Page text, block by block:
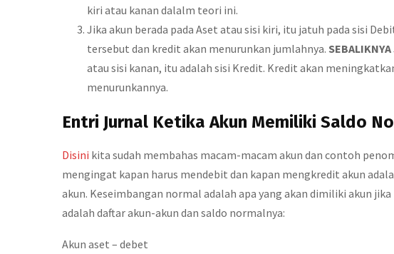
kiri atau kanan dalalm teori ini.
Jika akun berada pada Aset atau sisi kiri, itu jatuh pada sisi
tersebut dan kredit akan menurunkan jumlahnya. SEBALIKNYA
atau sisi kanan, itu adalah sisi Kredit. Kredit akan
menurunkannya.
Entri Jurnal Ketika Akun Memiliki Saldo
Disini kita sudah membahas macam-macam akun dan contoh
mengingat kapan harus mendebit dan kapan mengkredit akun
akun. Keseimbangan normal adalah apa yang akan dimiliki akun
adalah daftar akun-akun dan saldo normalnya:
Akun aset – debet